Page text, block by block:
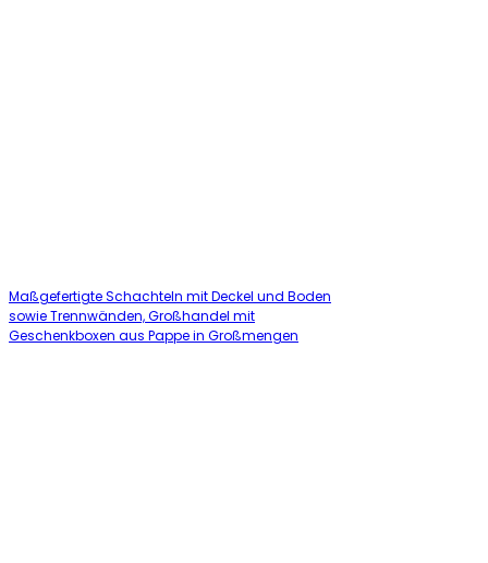
Maßgefertigte Schachteln mit Deckel und Boden
sowie Trennwänden, Großhandel mit
Geschenkboxen aus Pappe in Großmengen